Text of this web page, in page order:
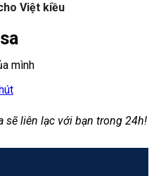
Việt kiều
mình
sẽ liên lạc với bạn trong 24h!